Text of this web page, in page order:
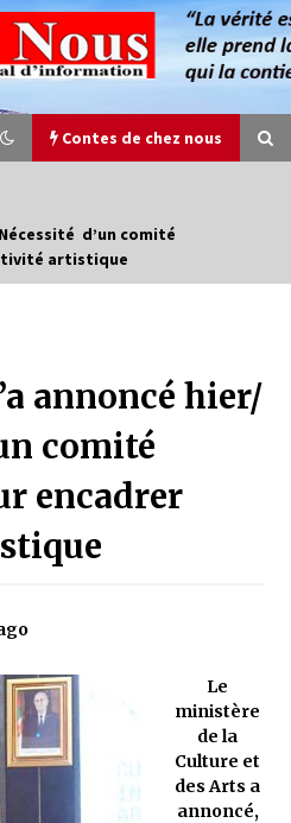
Contes de chez nous
n’est plus là (17e partie)
/ L’ogresse du M’zab
vite
moi, je vais tomber ! »
d’un comité
artistique
annoncé hier/
comité
encadrer
Le
ministère
de la
Culture et
des Arts a
annoncé,